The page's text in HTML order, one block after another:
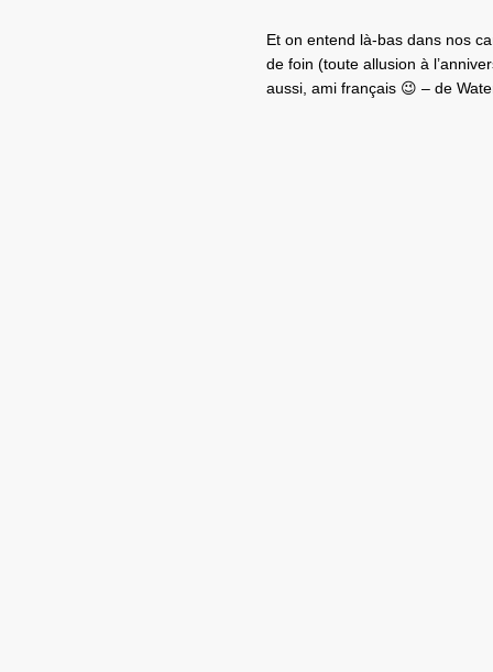
Et on entend là-bas dans nos
de foin (toute allusion à
aussi, ami français 😉 – de